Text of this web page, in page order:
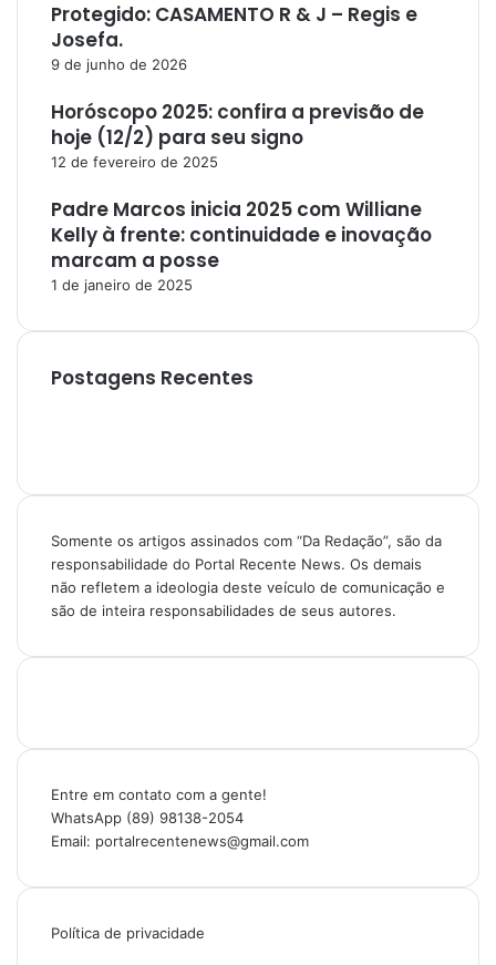
Protegido: CASAMENTO R & J – Regis e
Josefa.
9 de junho de 2026
Horóscopo 2025: confira a previsão de
hoje (12/2) para seu signo
12 de fevereiro de 2025
Padre Marcos inicia 2025 com Williane
Kelly à frente: continuidade e inovação
marcam a posse
1 de janeiro de 2025
Postagens Recentes
Somente os artigos assinados com “Da Redação”, são da
responsabilidade do Portal Recente News. Os demais
não refletem a ideologia deste veículo de comunicação e
são de inteira responsabilidades de seus autores.
Entre em contato com a gente!
WhatsApp (89) 98138-2054
Email: portalrecentenews@gmail.com
Política de privacidade